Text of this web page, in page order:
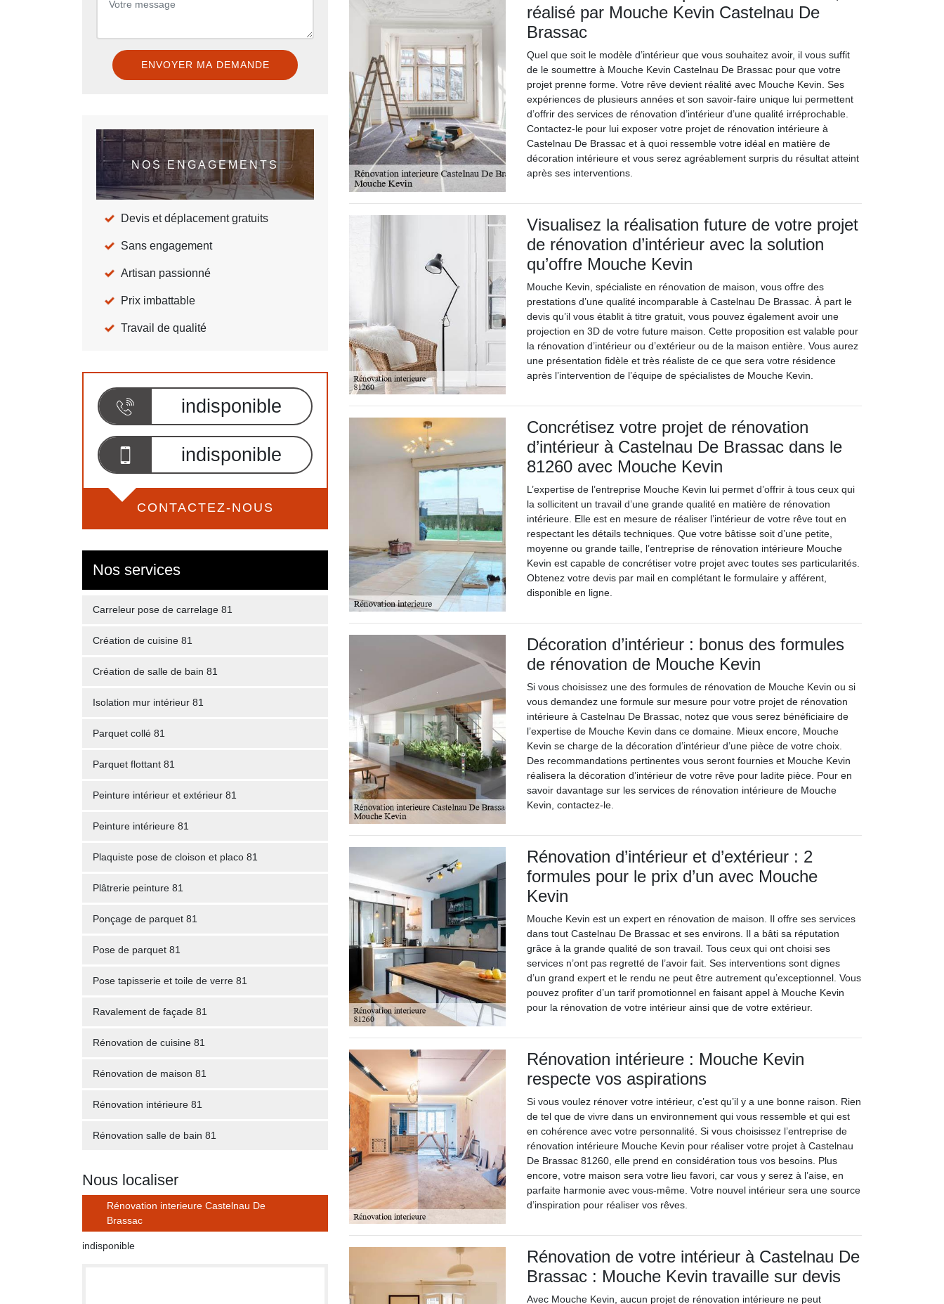
NOS ENGAGEMENTS
Devis et déplacement gratuits
Sans engagement
Artisan passionné
Prix imbattable
Travail de qualité
indisponible
indisponible
CONTACTEZ-NOUS
Nos services
Carreleur pose de carrelage 81
Création de cuisine 81
Création de salle de bain 81
Isolation mur intérieur 81
Parquet collé 81
Parquet flottant 81
Peinture intérieur et extérieur 81
Peinture intérieure 81
Plaquiste pose de cloison et placo 81
Plâtrerie peinture 81
Ponçage de parquet 81
Pose de parquet 81
Pose tapisserie et toile de verre 81
Ravalement de façade 81
Rénovation de cuisine 81
Rénovation de maison 81
Rénovation intérieure 81
Rénovation salle de bain 81
Nous localiser
Rénovation interieure Castelnau De
Brassac
indisponible
réalisé par Mouche Kevin Castelnau De
Brassac
Quel que soit le modèle d’intérieur que vous souhaitez avoir, il vous suffit
de le soumettre à Mouche Kevin Castelnau De Brassac pour que votre
projet prenne forme. Votre rêve devient réalité avec Mouche Kevin. Ses
expériences de plusieurs années et son savoir-faire unique lui permettent
d’offrir des services de rénovation d’intérieur d’une qualité irréprochable.
Contactez-le pour lui exposer votre projet de rénovation intérieure à
Castelnau De Brassac et à quoi ressemble votre idéal en matière de
décoration intérieure et vous serez agréablement surpris du résultat atteint
après ses interventions.
Visualisez la réalisation future de votre projet
de rénovation d’intérieur avec la solution
qu’offre Mouche Kevin
Mouche Kevin, spécialiste en rénovation de maison, vous offre des
prestations d’une qualité incomparable à Castelnau De Brassac. À part le
devis qu’il vous établit à titre gratuit, vous pouvez également avoir une
projection en 3D de votre future maison. Cette proposition est valable pour
la rénovation d’intérieur ou d’extérieur ou de la maison entière. Vous aurez
une présentation fidèle et très réaliste de ce que sera votre résidence
après l’intervention de l’équipe de spécialistes de Mouche Kevin.
Concrétisez votre projet de rénovation
d’intérieur à Castelnau De Brassac dans le
81260 avec Mouche Kevin
L’expertise de l’entreprise Mouche Kevin lui permet d’offrir à tous ceux qui
la sollicitent un travail d’une grande qualité en matière de rénovation
intérieure. Elle est en mesure de réaliser l’intérieur de votre rêve tout en
respectant les détails techniques. Que votre bâtisse soit d’une petite,
moyenne ou grande taille, l’entreprise de rénovation intérieure Mouche
Kevin est capable de concrétiser votre projet avec toutes ses particularités.
Obtenez votre devis par mail en complétant le formulaire y afférent,
disponible en ligne.
Décoration d’intérieur : bonus des formules
de rénovation de Mouche Kevin
Si vous choisissez une des formules de rénovation de Mouche Kevin ou si
vous demandez une formule sur mesure pour votre projet de rénovation
intérieure à Castelnau De Brassac, notez que vous serez bénéficiaire de
l’expertise de Mouche Kevin dans ce domaine. Mieux encore, Mouche
Kevin se charge de la décoration d’intérieur d’une pièce de votre choix.
Des recommandations pertinentes vous seront fournies et Mouche Kevin
réalisera la décoration d’intérieur de votre rêve pour ladite pièce. Pour en
savoir davantage sur les services de rénovation intérieure de Mouche
Kevin, contactez-le.
Rénovation d’intérieur et d’extérieur : 2
formules pour le prix d’un avec Mouche
Kevin
Mouche Kevin est un expert en rénovation de maison. Il offre ses services
dans tout Castelnau De Brassac et ses environs. Il a bâti sa réputation
grâce à la grande qualité de son travail. Tous ceux qui ont choisi ses
services n’ont pas regretté de l’avoir fait. Ses interventions sont dignes
d’un grand expert et le rendu ne peut être autrement qu’exceptionnel. Vous
pouvez profiter d’un tarif promotionnel en faisant appel à Mouche Kevin
pour la rénovation de votre intérieur ainsi que de votre extérieur.
Rénovation intérieure : Mouche Kevin
respecte vos aspirations
Si vous voulez rénover votre intérieur, c’est qu’il y a une bonne raison. Rien
de tel que de vivre dans un environnement qui vous ressemble et qui est
en cohérence avec votre personnalité. Si vous choisissez l’entreprise de
rénovation intérieure Mouche Kevin pour réaliser votre projet à Castelnau
De Brassac 81260, elle prend en considération tous vos besoins. Plus
encore, votre maison sera votre lieu favori, car vous y serez à l’aise, en
parfaite harmonie avec vous-même. Votre nouvel intérieur sera une source
d’inspiration pour réaliser vos rêves.
Rénovation de votre intérieur à Castelnau De
Brassac : Mouche Kevin travaille sur devis
Avec Mouche Kevin, aucun projet de rénovation intérieure ne peut